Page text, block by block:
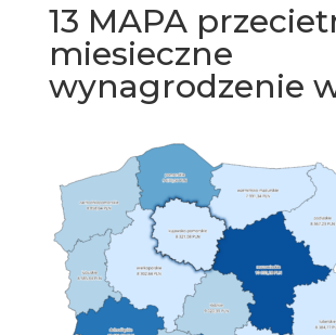
13 MAPA
miesieczne
wynagrodzenie